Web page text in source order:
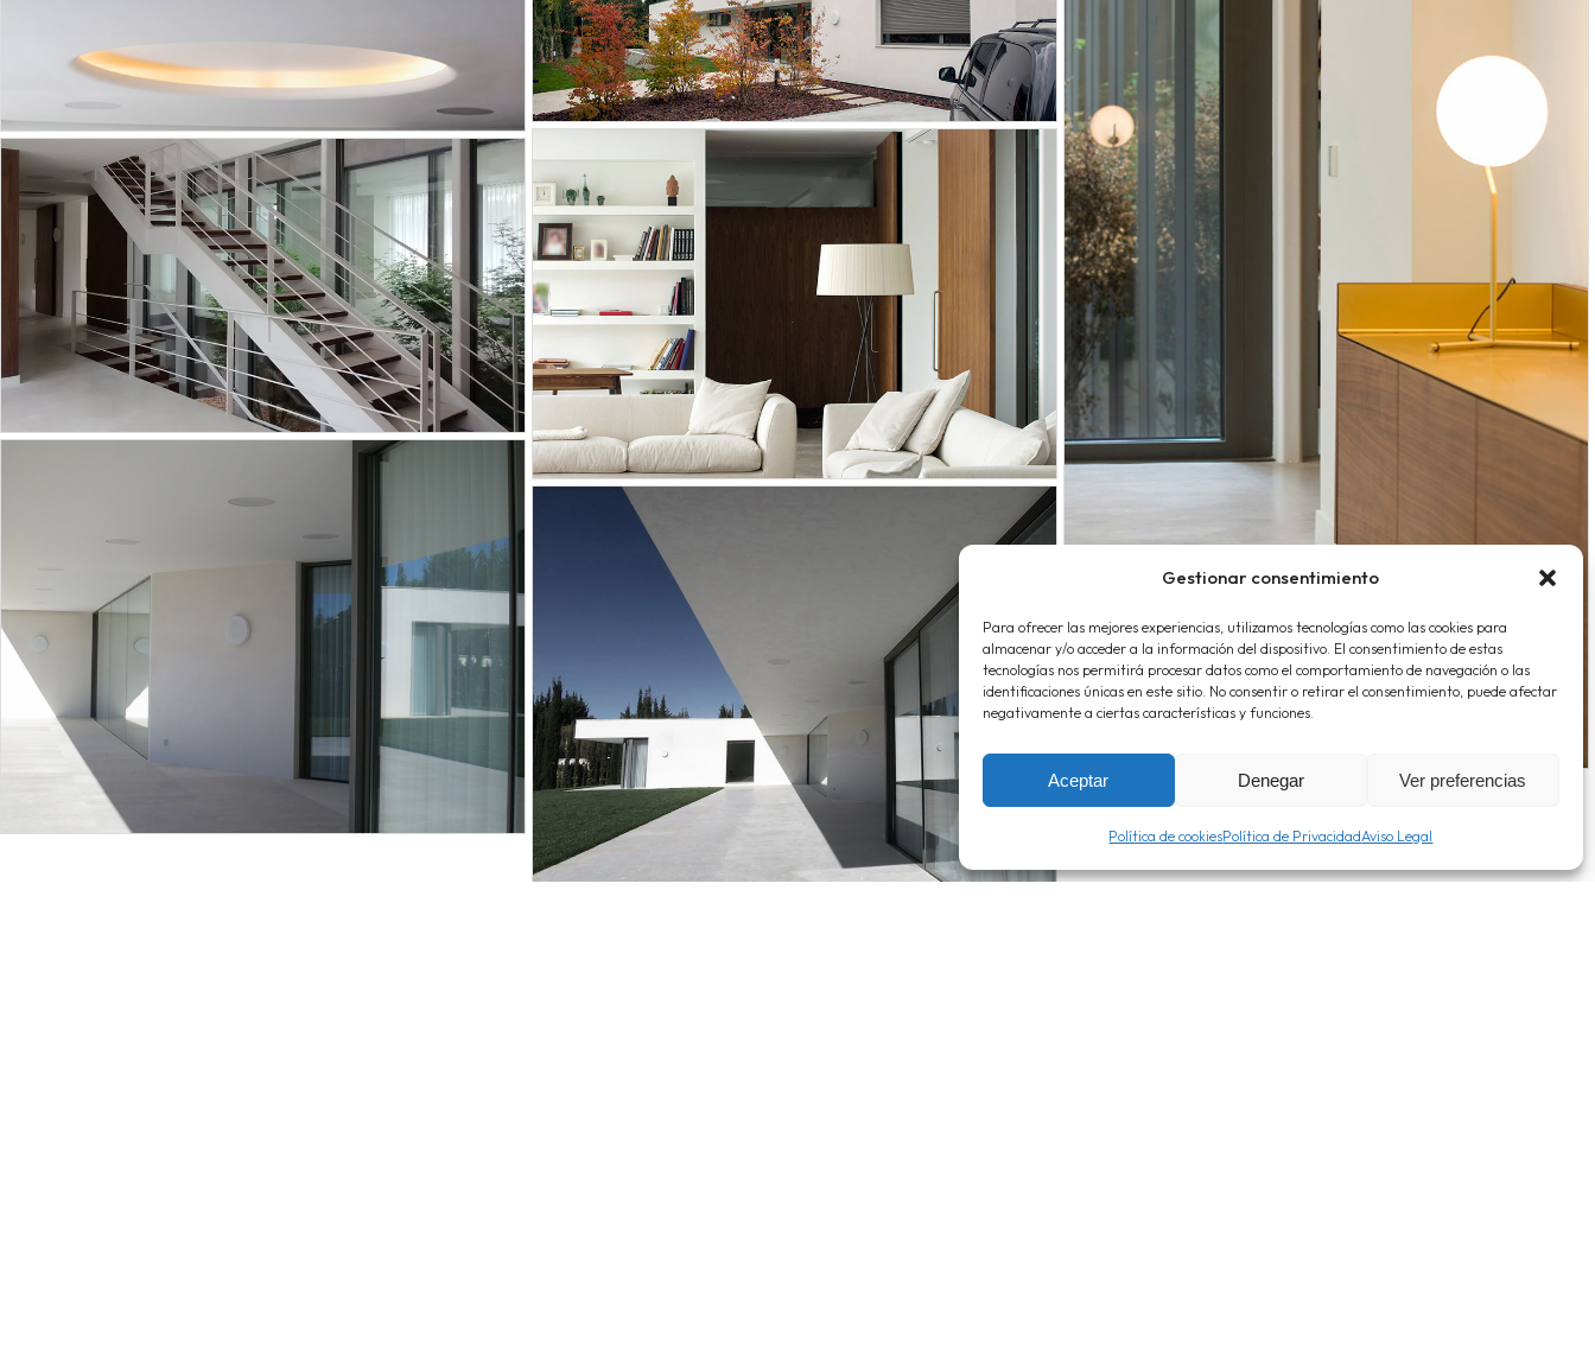
Gestionar consentimiento
Para ofrecer las mejores experiencias, utilizamos tecnologías como las cookies para
almacenar y/o acceder a la información del dispositivo. El consentimiento de estas
tecnologías nos permitirá procesar datos como el comportamiento de navegación o las
identificaciones únicas en este sitio. No consentir o retirar el consentimiento, puede afectar
negativamente a ciertas características y funciones.
Aceptar Denegar Ver preferencias
Política de cookiesPolítica de PrivacidadAviso Legal